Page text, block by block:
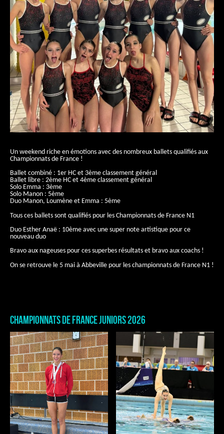
Un weekend riche en émotions avec des nombreux ballets qualifiés aux
Championnats de France !
Ballet combiné : 1er HC et 3ème classement général
Ballet libre : 2ème HC et 4ème classement général
Solo Emma : 3ème
Solo Manon : 5ème
Duo Manon, Loumène et Emma : 5ème
Tous ces ballets sont qualifiés pour les Championnats de France N1
Duo Esther Anaë : 10ème avec une super note artistique pour ce
nouveau duo
Bravo aux nageuses pour ces superbes résultats et bravo aux coachs !
On se retrouve le 5 mai à Abbeville pour les championnats de France N1 !
Championnats de France Juniors 2026